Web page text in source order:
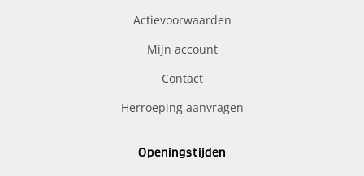
Actievoorwaarden
Mijn account
Contact
Herroeping aanvragen
Openingstijden